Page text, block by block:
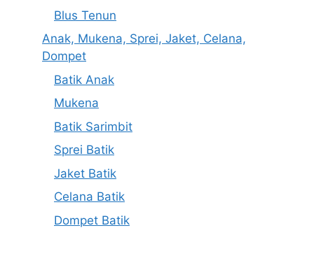
Blus Tenun
Anak, Mukena, Sprei, Jaket, Celana,
Dompet
Batik Anak
Mukena
Batik Sarimbit
Sprei Batik
Jaket Batik
Celana Batik
Dompet Batik